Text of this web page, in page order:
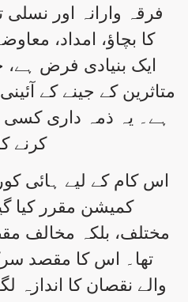
فرقہ وارانہ اور
کا بچاؤ، امداد،
ایک بنیادی فرض
متاثرین کے جینے کے
ہے۔ یہ ذمہ داری کسی
کرنے
اس کام کے لیے ہائی
کمیشن مقرر کیا
مختلف، بلکہ مخالف
تھا۔ اس کا مقصد
والے نقصان کا اندازہ